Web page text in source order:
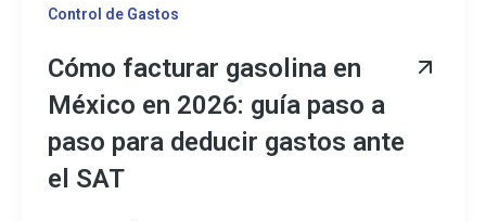
Control de Gastos
Cómo facturar gasolina en
México en 2026: guía paso a
paso para deducir gastos ante
el SAT